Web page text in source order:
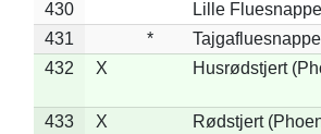
430
Lille
431
*
432
X Husrødstjert
433 X
Rødstjert